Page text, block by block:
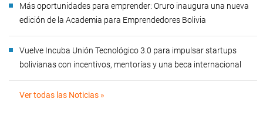
Más oportunidades para emprender: Oruro inaugura una nueva
edición de la Academia para Emprendedores Bolivia
Vuelve Incuba Unión Tecnológico 3.0 para impulsar startups
bolivianas con incentivos, mentorías y una beca internacional
Ver todas las Noticias »